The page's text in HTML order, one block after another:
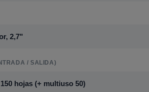
2,7"
/ SALIDA)
hojas (+ multiuso 50)